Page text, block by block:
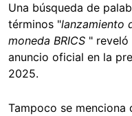
Una búsqueda de
términos "lanzamiento
moneda BRICS " reveló
anuncio oficial en la
2025.
Tampoco se menciona